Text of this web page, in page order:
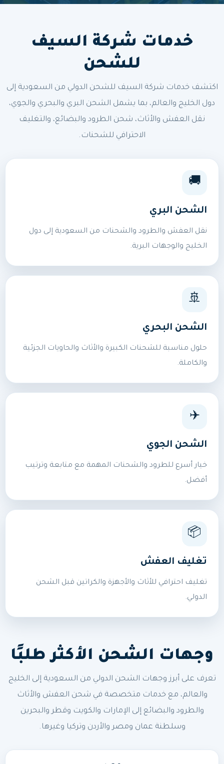
خدمات شركة السيف
للشحن
اكتشف خدمات شركة السيف للشحن الدولي من السعودية إلى
دول الخليج والعالم، بما يشمل الشحن البري والبحري والجوي،
نقل العفش والأثاث، شحن الطرود والبضائع، والتغليف
الاحترافي للشحنات.
🚚
الشحن البري
نقل العفش والطرود والشحنات من السعودية إلى دول
الخليج والوجهات البرية.
🚢
الشحن البحري
حلول مناسبة للشحنات الكبيرة والأثاث والحاويات الجزئية
والكاملة.
✈️
الشحن الجوي
خيار أسرع للطرود والشحنات المهمة مع متابعة وترتيب
أفضل.
📦
تغليف العفش
تغليف احترافي للأثاث والأجهزة والكراتين قبل الشحن
الدولي.
وجهات الشحن الأكثر طلبًا
تعرف على أبرز وجهات الشحن الدولي من السعودية إلى الخليج
والعالم، مع خدمات متخصصة في شحن العفش والأثاث
والطرود والبضائع إلى الإمارات والكويت وقطر والبحرين
وسلطنة عمان ومصر والأردن وتركيا وغيرها.